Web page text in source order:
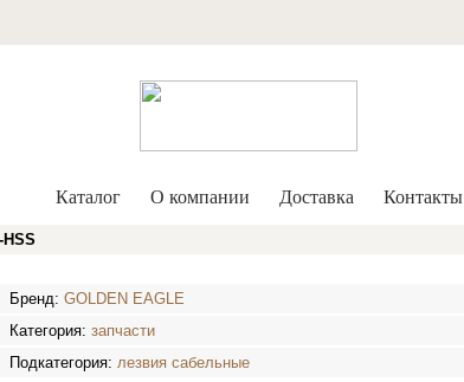
Каталог О компании Доставка Контакты
Бренд:GOLDEN EAGLE
Категория:запчасти
Подкатегория:лезвия сабельные